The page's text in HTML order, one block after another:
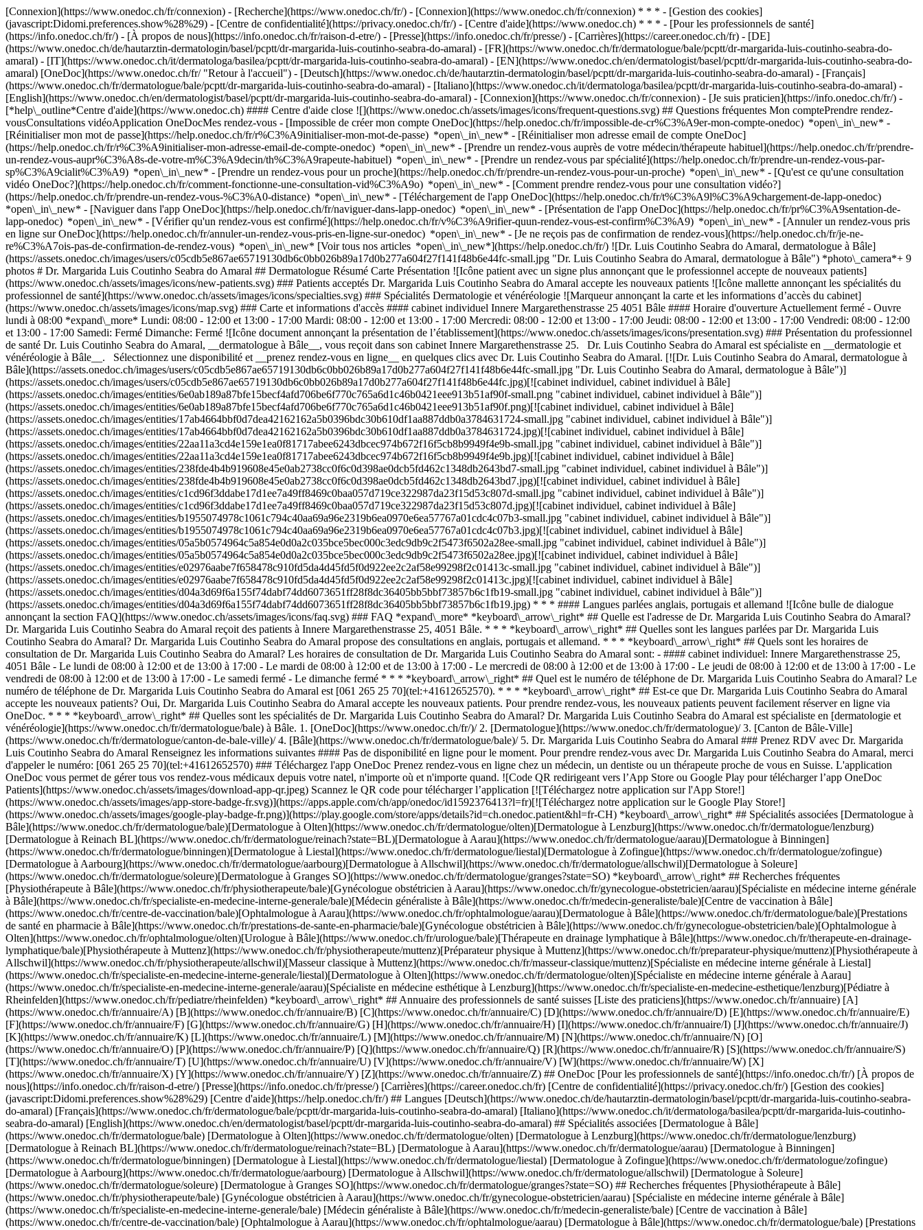
[Connexion](https://www.onedoc.ch/fr/connexion) - [Recherche](https://www.onedoc.ch/fr/) - [Connexion](https://www.onedoc.ch/fr/connexion) * * * - [Gestion des cookies]
(javascript:Didomi.preferences.show%28%29) - [Centre de confidentialité](https://privacy.onedoc.ch/fr/) - [Centre d'aide](https://www.onedoc.ch) * * * - [Pour les professionnels de santé]
(https://info.onedoc.ch/fr/) - [À propos de nous](https://info.onedoc.ch/fr/raison-d-etre/) - [Presse](https://info.onedoc.ch/fr/presse/) - [Carrières](https://career.onedoc.ch/fr) - [DE]
(https://www.onedoc.ch/de/hautarztin-dermatologin/basel/pcptt/dr-margarida-luis-coutinho-seabra-do-amaral) - [FR](https://www.onedoc.ch/fr/dermatologue/bale/pcptt/dr-margarida-luis-coutinho-seabra-do-
amaral) - [IT](https://www.onedoc.ch/it/dermatologa/basilea/pcptt/dr-margarida-luis-coutinho-seabra-do-amaral) - [EN](https://www.onedoc.ch/en/dermatologist/basel/pcptt/dr-margarida-luis-coutinho-seabra-do-
amaral) [OneDoc](https://www.onedoc.ch/fr/ "Retour à l'accueil") - [Deutsch](https://www.onedoc.ch/de/hautarztin-dermatologin/basel/pcptt/dr-margarida-luis-coutinho-seabra-do-amaral) - [Français]
(https://www.onedoc.ch/fr/dermatologue/bale/pcptt/dr-margarida-luis-coutinho-seabra-do-amaral) - [Italiano](https://www.onedoc.ch/it/dermatologa/basilea/pcptt/dr-margarida-luis-coutinho-seabra-do-amaral) -
[English](https://www.onedoc.ch/en/dermatologist/basel/pcptt/dr-margarida-luis-coutinho-seabra-do-amaral) - [Connexion](https://www.onedoc.ch/fr/connexion) - [Je suis praticien](https://info.onedoc.ch/fr/) -
[*help\_outline*Centre d'aide](https://www.onedoc.ch) #### Centre d'aide close ![](https://www.onedoc.ch/assets/images/icons/frequent-questions.svg) ## Questions fréquentes Mon comptePrendre rendez-
vousConsultations vidéoApplication OneDocMes rendez-vous - [Impossible de créer mon compte OneDoc](https://help.onedoc.ch/fr/impossible-de-cr%C3%A9er-mon-compte-onedoc) *open\_in\_new* -
[Réinitialiser mon mot de passe](https://help.onedoc.ch/fr/r%C3%A9initialiser-mon-mot-de-passe) *open\_in\_new* - [Réinitialiser mon adresse email de compte OneDoc]
(https://help.onedoc.ch/fr/r%C3%A9initialiser-mon-adresse-email-de-compte-onedoc) *open\_in\_new* - [Prendre un rendez-vous auprès de votre médecin/thérapeute habituel](https://help.onedoc.ch/fr/prendre-
un-rendez-vous-aupr%C3%A8s-de-votre-m%C3%A9decin/th%C3%A9rapeute-habituel) *open\_in\_new* - [Prendre un rendez-vous par spécialité](https://help.onedoc.ch/fr/prendre-un-rendez-vous-par-
sp%C3%A9cialit%C3%A9) *open\_in\_new* - [Prendre un rendez-vous pour un proche](https://help.onedoc.ch/fr/prendre-un-rendez-vous-pour-un-proche) *open\_in\_new* - [Qu'est ce qu'une consultation
vidéo OneDoc?](https://help.onedoc.ch/fr/comment-fonctionne-une-consultation-vid%C3%A9o) *open\_in\_new* - [Comment prendre rendez-vous pour une consultation vidéo?]
(https://help.onedoc.ch/fr/prendre-un-rendez-vous-%C3%A0-distance) *open\_in\_new* - [Téléchargement de l'app OneDoc](https://help.onedoc.ch/fr/t%C3%A9l%C3%A9chargement-de-lapp-onedoc)
*open\_in\_new* - [Naviguer dans l'app OneDoc](https://help.onedoc.ch/fr/naviguer-dans-lapp-onedoc) *open\_in\_new* - [Présentation de l'app OneDoc](https://help.onedoc.ch/fr/pr%C3%A9sentation-de-
lapp-onedoc) *open\_in\_new* - [Vérifier qu'un rendez-vous est confirmé](https://help.onedoc.ch/fr/v%C3%A9rifier-quun-rendez-vous-est-confirm%C3%A9) *open\_in\_new* - [Annuler un rendez-vous pris en ligne sur OneDoc](https://help.onedoc.ch/fr/annuler-un-rendez-vous-pris-en-ligne-sur-onedoc) *open\_in\_new* - [Je ne reçois pas de confirmation de rendez-vous](https://help.onedoc.ch/fr/je-ne-re%C3%A7ois-pas-de-confirmation-de-rendez-vous) *open\_in\_new* [Voir tous nos articles *open\_in\_new*](https://help.onedoc.ch/fr/) ![Dr. Luis Coutinho Seabra do Amaral, dermatologue à Bâle](https://assets.onedoc.ch/images/users/c05cdb5e867ae65719130db6c0bb026b89a17d0b277a604f27f141f48b6e44fc-small.jpg "Dr. Luis Coutinho Seabra do Amaral, dermatologue à Bâle") *photo\_camera*+ 9 photos # Dr. Margarida Luis Coutinho Seabra do Amaral ## Dermatologue Résumé Carte Présentation ![Icône patient avec un signe plus annonçant que le professionnel accepte de nouveaux patients](https://www.onedoc.ch/assets/images/icons/new-patients.svg) ### Patients acceptés Dr. Margarida Luis Coutinho Seabra do Amaral accepte les nouveaux patients ![Icône mallette annonçant les spécialités du professionnel de santé](https://www.onedoc.ch/assets/images/icons/specialties.svg) ### Spécialités Dermatologie et vénéréologie ![Marqueur annonçant la carte et les informations d’accès du cabinet](https://www.onedoc.ch/assets/images/icons/map.svg) ### Carte et informations d'accès #### cabinet individuel Innere Margarethenstrasse 25 4051 Bâle #### Horaire d'ouverture Actuellement fermé - Ouvre lundi à 08:00 *expand\_more* Lundi: 08:00 - 12:00 et 13:00 - 17:00 Mardi: 08:00 - 12:00 et 13:00 - 17:00 Mercredi: 08:00 - 12:00 et 13:00 - 17:00 Jeudi: 08:00 - 12:00 et 13:00 - 17:00 Vendredi: 08:00 - 12:00 et 13:00 - 17:00 Samedi: Fermé Dimanche: Fermé ![Icône document annonçant la présentation de l’établissement](https://www.onedoc.ch/assets/images/icons/presentation.svg) ### Présentation du professionnel de santé Dr. Luis Coutinho Seabra do Amaral, __dermatologue à Bâle__, vous reçoit dans son cabinet Innere Margarethenstrasse 25. Dr. Luis Coutinho Seabra do Amaral est spécialiste en __dermatologie et vénéréologie à Bâle__. Sélectionnez une disponibilité et __prenez rendez-vous en ligne__ en quelques clics avec Dr. Luis Coutinho Seabra do Amaral. [![Dr. Luis Coutinho Seabra do Amaral, dermatologue à Bâle](https://assets.onedoc.ch/images/users/c05cdb5e867ae65719130db6c0bb026b89a17d0b277a604f27f141f48b6e44fc-small.jpg "Dr. Luis Coutinho Seabra do Amaral, dermatologue à Bâle")](https://assets.onedoc.ch/images/users/c05cdb5e867ae65719130db6c0bb026b89a17d0b277a604f27f141f48b6e44fc.jpg)[![cabinet individuel, cabinet individuel à Bâle](https://assets.onedoc.ch/images/entities/6e0ab189a87bfe15becf4afd706be6f770c765a6d1c46b0421eee913b51af90f-small.png "cabinet individuel, cabinet individuel à Bâle")](https://assets.onedoc.ch/images/entities/6e0ab189a87bfe15becf4afd706be6f770c765a6d1c46b0421eee913b51af90f.png)[![cabinet individuel, cabinet individuel à Bâle](https://assets.onedoc.ch/images/entities/17ab4664bbf0d7dea42162162a5b0396bdc30b610df1aa887ddb0a3784631724-small.jpg "cabinet individuel, cabinet individuel à Bâle")](https://assets.onedoc.ch/images/entities/17ab4664bbf0d7dea42162162a5b0396bdc30b610df1aa887ddb0a3784631724.jpg)[![cabinet individuel, cabinet individuel à Bâle](https://assets.onedoc.ch/images/entities/22aa11a3cd4e159e1ea0f81717abee6243dbcec974b672f16f5cb8b9949f4e9b-small.jpg "cabinet individuel, cabinet individuel à Bâle")](https://assets.onedoc.ch/images/entities/22aa11a3cd4e159e1ea0f81717abee6243dbcec974b672f16f5cb8b9949f4e9b.jpg)[![cabinet individuel, cabinet individuel à Bâle](https://assets.onedoc.ch/images/entities/238fde4b4b919608e45e0ab2738cc0f6c0d398ae0dcb5fd462c1348db2643bd7-small.jpg "cabinet individuel, cabinet individuel à Bâle")](https://assets.onedoc.ch/images/entities/238fde4b4b919608e45e0ab2738cc0f6c0d398ae0dcb5fd462c1348db2643bd7.jpg)[![cabinet individuel, cabinet individuel à Bâle](https://assets.onedoc.ch/images/entities/c1cd96f3ddabe17d1ee7a49ff8469c0baa057d719ce322987da23f15d53c807d-small.jpg "cabinet individuel, cabinet individuel à Bâle")](https://assets.onedoc.ch/images/entities/c1cd96f3ddabe17d1ee7a49ff8469c0baa057d719ce322987da23f15d53c807d.jpg)[![cabinet individuel, cabinet individuel à Bâle](https://assets.onedoc.ch/images/entities/b1955074978c1061c794c40aa69a96e2319b6ea0970e6ea57767a01cdc4c07b3-small.jpg "cabinet individuel, cabinet individuel à Bâle")](https://assets.onedoc.ch/images/entities/b1955074978c1061c794c40aa69a96e2319b6ea0970e6ea57767a01cdc4c07b3.jpg)[![cabinet individuel, cabinet individuel à Bâle](https://assets.onedoc.ch/images/entities/05a5b0574964c5a854e0d0a2c035bce5bec000c3edc9db9c2f5473f6502a28ee-small.jpg "cabinet individuel, cabinet individuel à Bâle")](https://assets.onedoc.ch/images/entities/05a5b0574964c5a854e0d0a2c035bce5bec000c3edc9db9c2f5473f6502a28ee.jpg)[![cabinet individuel, cabinet individuel à Bâle](https://assets.onedoc.ch/images/entities/e02976aabe7f658478c910fd5da4d45fd5f0d922ee2c2af58e99298f2c01413c-small.jpg "cabinet individuel, cabinet individuel à Bâle")](https://assets.onedoc.ch/images/entities/e02976aabe7f658478c910fd5da4d45fd5f0d922ee2c2af58e99298f2c01413c.jpg)[![cabinet individuel, cabinet individuel à Bâle](https://assets.onedoc.ch/images/entities/d04a3d69f6a155f74dabf74dd6073651ff28f8dc36405bb5bbf73857b6c1fb19-small.jpg "cabinet individuel, cabinet individuel à Bâle")](https://assets.onedoc.ch/images/entities/d04a3d69f6a155f74dabf74dd6073651ff28f8dc36405bb5bbf73857b6c1fb19.jpg) * * * #### Langues parlées anglais, portugais et allemand ![Icône bulle de dialogue annonçant la section FAQ](https://www.onedoc.ch/assets/images/icons/faq.svg) ### FAQ *expand\_more* *keyboard\_arrow\_right* ## Quelle est l'adresse de Dr. Margarida Luis Coutinho Seabra do Amaral? Dr. Margarida Luis Coutinho Seabra do Amaral reçoit des patients à Innere Margarethenstrasse 25, 4051 Bâle. * * * *keyboard\_arrow\_right* ## Quelles sont les langues parlées par Dr. Margarida Luis Coutinho Seabra do Amaral? Dr. Margarida Luis Coutinho Seabra do Amaral propose des consultations en anglais, portugais et allemand. * * * *keyboard\_arrow\_right* ## Quels sont les horaires de consultation de Dr. Margarida Luis Coutinho Seabra do Amaral? Les horaires de consultation de Dr. Margarida Luis Coutinho Seabra do Amaral sont: - #### cabinet individuel: Innere Margarethenstrasse 25, 4051 Bâle - Le lundi de 08:00 à 12:00 et de 13:00 à 17:00 - Le mardi de 08:00 à 12:00 et de 13:00 à 17:00 - Le mercredi de 08:00 à 12:00 et de 13:00 à 17:00 - Le jeudi de 08:00 à 12:00 et de 13:00 à 17:00 - Le vendredi de 08:00 à 12:00 et de 13:00 à 17:00 - Le samedi fermé - Le dimanche fermé * * * *keyboard\_arrow\_right* ## Quel est le numéro de téléphone de Dr. Margarida Luis Coutinho Seabra do Amaral? Le numéro de téléphone de Dr. Margarida Luis Coutinho Seabra do Amaral est [061 265 25 70](tel:+41612652570). * * * *keyboard\_arrow\_right* ## Est-ce que Dr. Margarida Luis Coutinho Seabra do Amaral accepte les nouveaux patients? Oui, Dr. Margarida Luis Coutinho Seabra do Amaral accepte les nouveaux patients. Pour prendre rendez-vous, les nouveaux patients peuvent facilement réserver en ligne via OneDoc. * * * *keyboard\_arrow\_right* ## Quelles sont les spécialités de Dr. Margarida Luis Coutinho Seabra do Amaral? Dr. Margarida Luis Coutinho Seabra do Amaral est spécialiste en [dermatologie et vénéréologie](https://www.onedoc.ch/fr/dermatologue/bale) à Bâle. 1. [OneDoc](https://www.onedoc.ch/fr/)/ 2. [Dermatologue](https://www.onedoc.ch/fr/dermatologue)/ 3. [Canton de Bâle-Ville](https://www.onedoc.ch/fr/dermatologue/canton-de-bale-ville)/ 4. [Bâle](https://www.onedoc.ch/fr/dermatologue/bale)/ 5. Dr. Margarida Luis Coutinho Seabra do Amaral ### Prenez RDV avec Dr. Margarida Luis Coutinho Seabra do Amaral Renseignez les informations suivantes #### Pas de disponibilité en ligne pour le moment. Pour prendre rendez-vous avec Dr. Margarida Luis Coutinho Seabra do Amaral, merci d'appeler le numéro: [061 265 25 70](tel:+41612652570) ### Téléchargez l'app OneDoc Prenez rendez-vous en ligne chez un médecin, un dentiste ou un thérapeute proche de vous en Suisse. L'application OneDoc vous permet de gérer tous vos rendez-vous médicaux depuis votre natel, n'importe où et n'importe quand. ![Code QR redirigeant vers l’App Store ou Google Play pour télécharger l’app OneDoc Patients](https://www.onedoc.ch/assets/images/download-app-qr.jpeg) Scannez le QR code pour télécharger l’application [![Téléchargez notre application sur l'App Store!](https://www.onedoc.ch/assets/images/app-store-badge-fr.svg)](https://apps.apple.com/ch/app/onedoc/id1592376413?l=fr)[![Téléchargez notre application sur le Google Play Store!](https://www.onedoc.ch/assets/images/google-play-badge-fr.png)](https://play.google.com/store/apps/details?id=ch.onedoc.patient&hl=fr-CH) *keyboard\_arrow\_right* ## Spécialités associées [Dermatologue à Bâle](https://www.onedoc.ch/fr/dermatologue/bale)[Dermatologue à Olten](https://www.onedoc.ch/fr/dermatologue/olten)[Dermatologue à Lenzburg](https://www.onedoc.ch/fr/dermatologue/lenzburg)[Dermatologue à Reinach BL](https://www.onedoc.ch/fr/dermatologue/reinach?state=BL)[Dermatologue à Aarau](https://www.onedoc.ch/fr/dermatologue/aarau)[Dermatologue à Binningen](https://www.onedoc.ch/fr/dermatologue/binningen)[Dermatologue à Liestal](https://www.onedoc.ch/fr/dermatologue/liestal)[Dermatologue à Zofingue](https://www.onedoc.ch/fr/dermatologue/zofingue)[Dermatologue à Aarbourg](https://www.onedoc.ch/fr/dermatologue/aarbourg)[Dermatologue à Allschwil](https://www.onedoc.ch/fr/dermatologue/allschwil)[Dermatologue à Soleure](https://www.onedoc.ch/fr/dermatologue/soleure)[Dermatologue à Granges SO](https://www.onedoc.ch/fr/dermatologue/granges?state=SO) *keyboard\_arrow\_right